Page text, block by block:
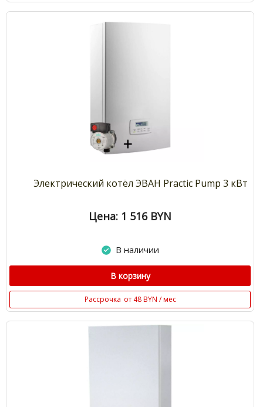
Электрический котёл ЭВАН Practic Pump 3 кВт
Цена: 1 516 BYN
В наличии
В корзину
Рассрочка от 48 BYN / мес